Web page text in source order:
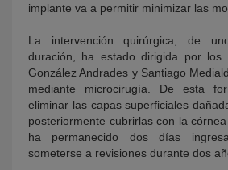
implante va a permitir minimizar las
La intervención quirúrgica, de
duración, ha estado dirigida por los
González Andrades y Santiago
mediante microcirugía. De esta
eliminar las capas superficiales
posteriormente cubrirlas con la
ha permanecido dos días
someterse a revisiones durante dos